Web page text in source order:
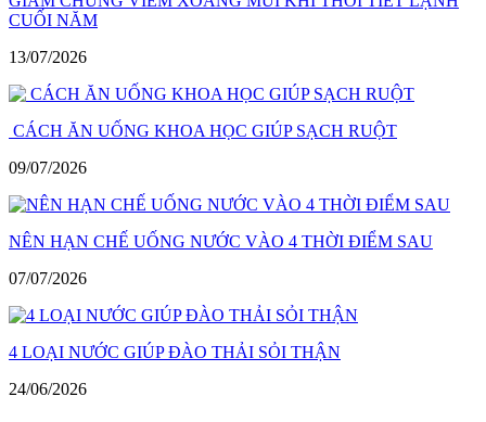
CUỐI NĂM
13/07/2026
CÁCH ĂN UỐNG KHOA HỌC GIÚP SẠCH RUỘT
09/07/2026
NÊN HẠN CHẾ UỐNG NƯỚC VÀO 4 THỜI ĐIỂM SAU
07/07/2026
4 LOẠI NƯỚC GIÚP ĐÀO THẢI SỎI THẬN
24/06/2026